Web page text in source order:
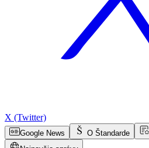
X (Twitter)
Google News O Štandarde